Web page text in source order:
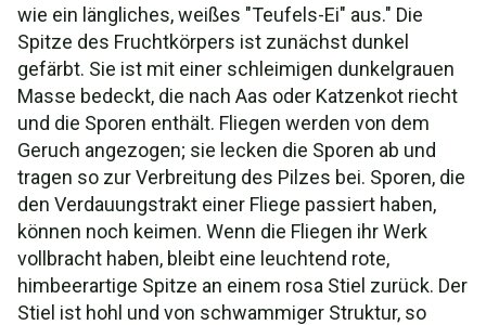
wie ein längliches, weißes "Teufels-Ei" aus." Die
Spitze des Fruchtkörpers ist zunächst dunkel
gefärbt. Sie ist mit einer schleimigen dunkelgrauen
Masse bedeckt, die nach Aas oder Katzenkot riecht
und die Sporen enthält. Fliegen werden von dem
Geruch angezogen; sie lecken die Sporen ab und
tragen so zur Verbreitung des Pilzes bei. Sporen, die
den Verdauungstrakt einer Fliege passiert haben,
können noch keimen. Wenn die Fliegen ihr Werk
vollbracht haben, bleibt eine leuchtend rote,
himbeerartige Spitze an einem rosa Stiel zurück. Der
Stiel ist hohl und von schwammiger Struktur, so